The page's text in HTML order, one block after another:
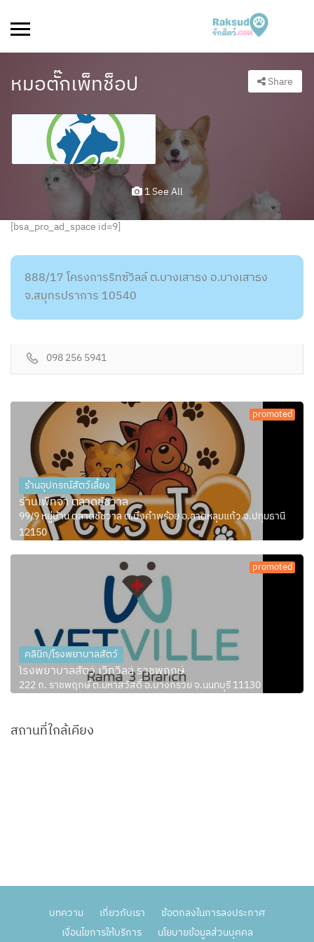
หมอตั๊กเพ็ทช็อป Share
1 See All
[bsa_pro_ad_space id=9]
888/17 โครงการริทซ์วิลล์ ต.บางเสาธง อ.บางเสาธง
จ.สมุทรปราการ 10540
098 256 5941
promoted
ร้านอุปกรณ์สัตว์เลี้ยง
ร้านเพ็ทจ้า ตลาดชัชวาล
99/9 หมู่บ้าน ตลาดชัชวาล ต.บึงคำพร้อย อ.ลาดหลุมแก้ว จ.ปทุมธานี
12150
promoted
คลินิก/โรงพยาบาลสัตว์
โรงพยาบาลสัตว์ เว็ทวิลล์ ราชพฤกษ์
222 ถ. ราชพฤกษ์ ต.มหาสวัสดิ์ อ.บางกรวย จ.นนทบุรี 11130
สถานที่ใกล้เคียง
บทความ เกี่ยวกับเรา
ข้อตกลงในการลงประกาศ
เงื่อนไขการให้บริการ
นโยบายข้อมูลส่วนบุคคล